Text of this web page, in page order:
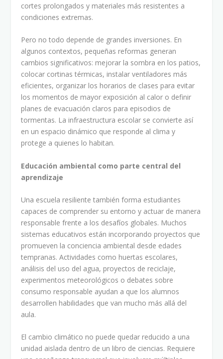
cortes prolongados y materiales más resistentes a
condiciones extremas.
Pero no todo depende de grandes inversiones. En
algunos contextos, pequeñas reformas generan
cambios significativos: mejorar la sombra en los patios,
colocar cortinas térmicas, instalar ventiladores más
eficientes, organizar los horarios de clases para evitar
los momentos de mayor exposición al calor o definir
planes de evacuación claros para episodios de
tormentas. La infraestructura escolar se convierte así
en un espacio dinámico que responde al clima y
protege a quienes lo habitan.
Educación ambiental como parte central del
aprendizaje
Una escuela resiliente también forma estudiantes
capaces de comprender su entorno y actuar de manera
responsable frente a los desafíos globales. Muchos
sistemas educativos están incorporando proyectos que
promueven la conciencia ambiental desde edades
tempranas. Actividades como huertas escolares,
análisis del uso del agua, proyectos de reciclaje,
experimentos meteorológicos o debates sobre
consumo responsable ayudan a que los alumnos
desarrollen habilidades que van mucho más allá del
aula.
El cambio climático no puede quedar reducido a una
unidad aislada dentro de un libro de ciencias. Requiere